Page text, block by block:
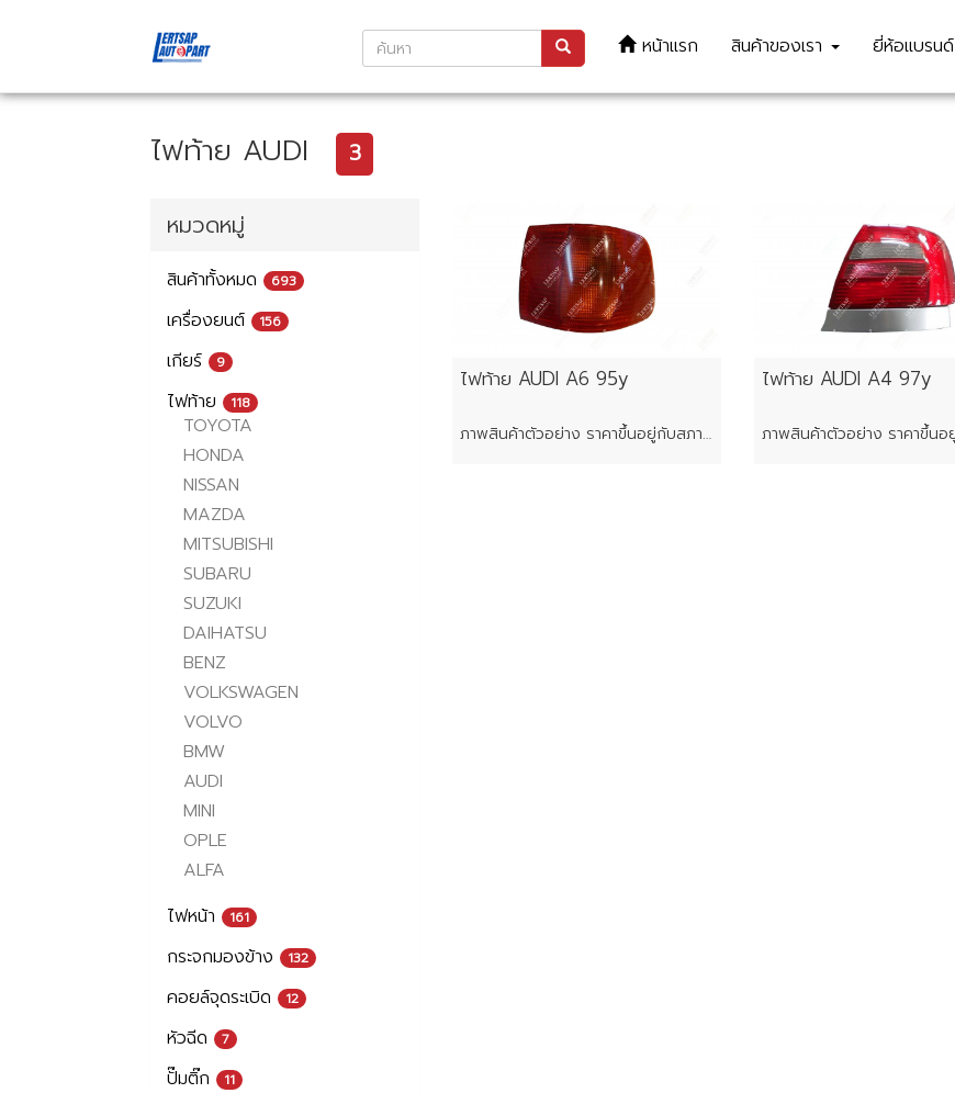
หน้าแรก สินค้าของเรา ยี่ห้อแบรนด์
ไฟท้าย AUDI 3
หมวดหมู่
สินค้าทั้งหมด 693
เครื่องยนต์ 156
เกียร์ 9
ไฟท้าย 118
TOYOTA
HONDA
NISSAN
MAZDA
MITSUBISHI
SUBARU
SUZUKI
DAIHATSU
BENZ
VOLKSWAGEN
VOLVO
BMW
AUDI
MINI
OPLE
ALFA
ไฟหน้า
161
กระจกมองข้าง 132
คอยล์จุดระเบิด 12
หัวฉีด 7
ปั๊มติ๊ก 11
ไฟท้าย AUDI A6 95y
ภาพสินค้าตัวอย่าง ราคาขึ้นอยู่กับสภาพของแต่ละชิ้น
ไฟท้าย AUDI A4 97y